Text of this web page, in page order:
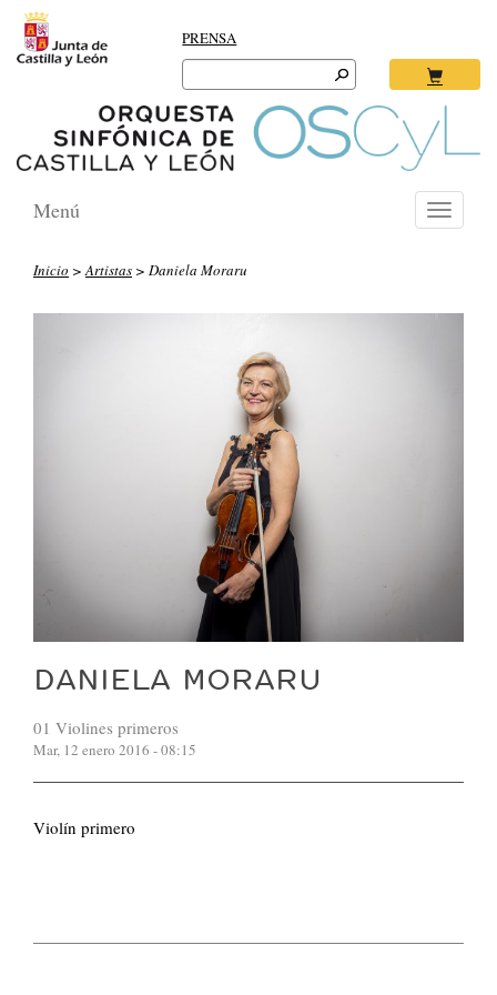
PRENSA
Search
for:
Toggle
Menú
Inicio >Artistas > Daniela Moraru
DANIELA MORARU
01 Violines primeros
Mar, 12 enero 2016 - 08:15
Violín primero